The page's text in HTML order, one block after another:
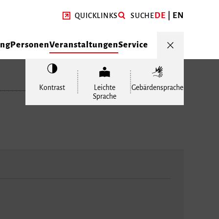
QUICKLINKS SUCHEDE EN
PersonenVeranstaltungenService
Kontrast
Leichte
Sprache
Gebärdensprache